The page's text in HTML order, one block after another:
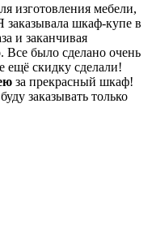
изготовления мебели,
шкаф-купе в
и заканчивая
было сделано очень
ещё скидку сделали!
за прекрасный шкаф!
заказывать только